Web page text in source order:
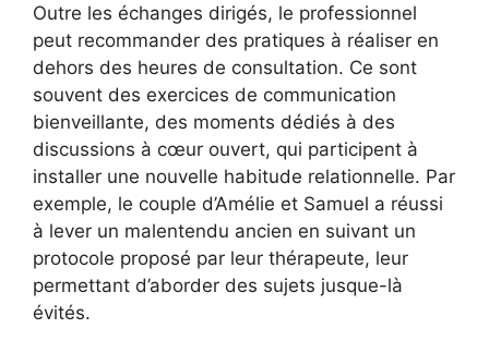
Outre les échanges dirigés, le professionnel
peut recommander des pratiques à réaliser en
dehors des heures de consultation. Ce sont
souvent des exercices de communication
bienveillante, des moments dédiés à des
discussions à cœur ouvert, qui participent à
installer une nouvelle habitude relationnelle. Par
exemple, le couple d’Amélie et Samuel a réussi
à lever un malentendu ancien en suivant un
protocole proposé par leur thérapeute, leur
permettant d’aborder des sujets jusque-là
évités.